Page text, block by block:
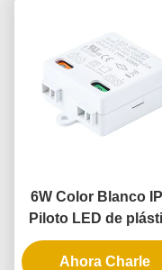
6W Color Blanco
Piloto LED de
con voltaje
para iluminación
Ahora Charle